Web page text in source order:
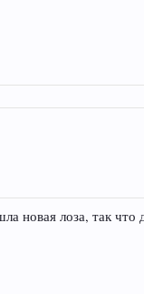
новая лоза, так что